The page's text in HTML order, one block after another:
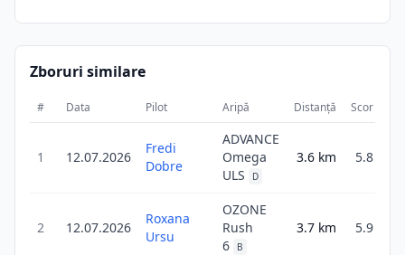
Zboruri similare
# Data Pilot Aripă Distanță Scor
1 12.07.2026
Fredi
Dobre
ADVANCE
Omega
ULS
D
3.6 km 5.8
2 12.07.2026
Roxana
Ursu
OZONE
Rush
6
B
3.7 km 5.9